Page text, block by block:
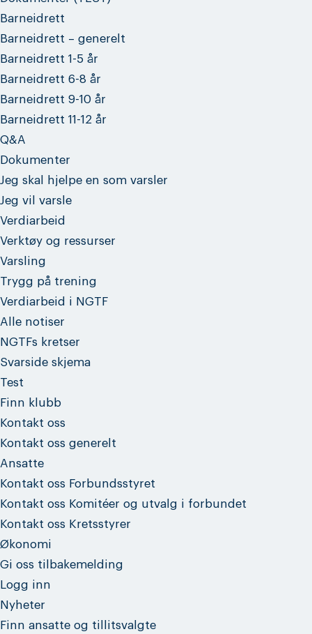
Barneidrett
Barneidrett – generelt
Barneidrett 1-5 år
Barneidrett 6-8 år
Barneidrett 9-10 år
Barneidrett 11-12 år
Q&A
Dokumenter
Jeg skal hjelpe en som varsler
Jeg vil varsle
Verdiarbeid
Verktøy og ressurser
Varsling
Trygg på trening
Verdiarbeid i NGTF
Alle notiser
NGTFs kretser
Svarside skjema
Test
Finn klubb
Kontakt oss
Kontakt oss generelt
Ansatte
Kontakt oss Forbundsstyret
Kontakt oss Komitéer og utvalg i forbundet
Kontakt oss Kretsstyrer
Økonomi
Gi oss tilbakemelding
Logg inn
Nyheter
Finn ansatte og tillitsvalgte